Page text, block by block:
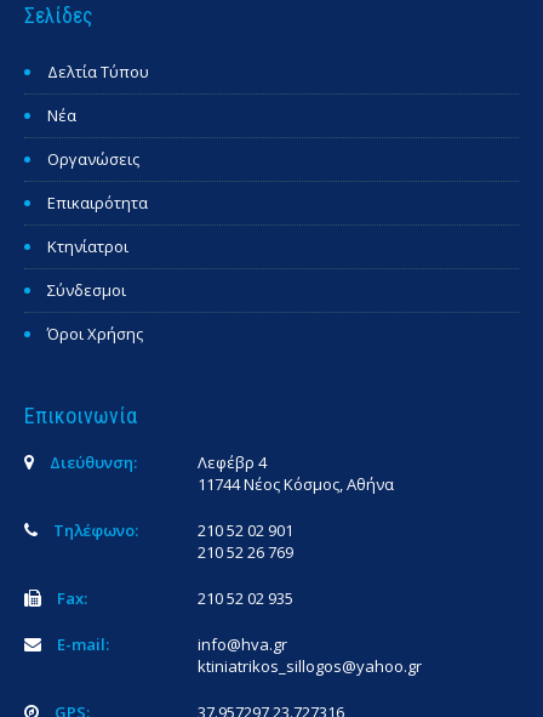
Σελίδες
Δελτία Τύπου
Νέα
Οργανώσεις
Επικαιρότητα
Κτηνίατροι
Σύνδεσμοι
Όροι Χρήσης
Επικοινωνία
Διεύθυνση:
Λεφέβρ 4
11744 Νέος Κόσμος, Αθήνα
Τηλέφωνο:
210 52 02 901
210 52 26 769
Fax: 210 52 02 935
E-mail:
info@hva.gr
ktiniatrikos_sillogos@yahoo.gr
GPS: 37.957297,23.727316